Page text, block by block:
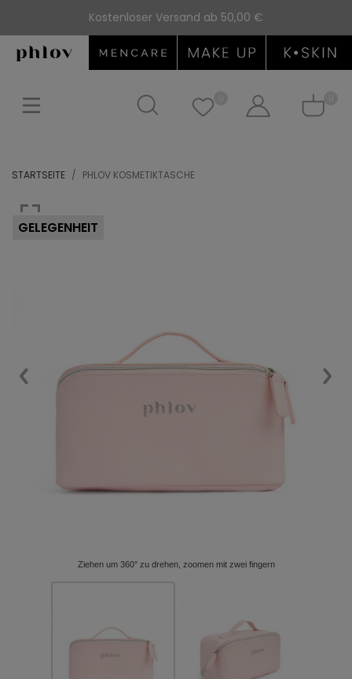
Kostenloser Versand ab 50,00 €
STARTSEITE PHLOV KOSMETIKTASCHE
GELEGENHEIT
Ziehen um 360° zu drehen, zoomen mit zwei fingern